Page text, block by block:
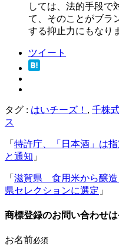
しては、法的手段で
て、そのことがブラ
する抑止力にもなり
ツイート
タグ : はいチーズ！ , 千株
ス
「 特許庁、「日本酒」は
と通知 」
「 滋賀県 食用米から醸造
県セレクションに選定 」
商標登録のお問い合わせ
お名前必須